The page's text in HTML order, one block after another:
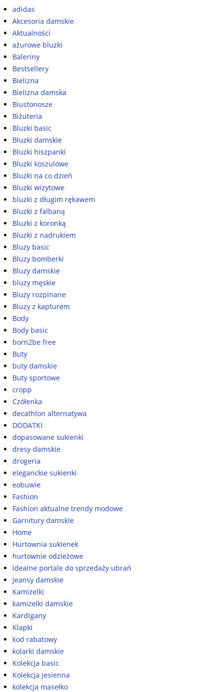
adidas
Akcesoria damskie
Aktualności
ażurowe bluzki
Baleriny
Bestsellery
Bielizna
Bielizna damska
Biustonosze
Biżuteria
Bluzki basic
Bluzki damskie
Bluzki hiszpanki
Bluzki koszulowe
Bluzki na co dzień
Bluzki wizytowe
bluzki z długim rękawem
Bluzki z falbaną
Bluzki z koronką
Bluzki z nadrukiem
Bluzy basic
Bluzy bomberki
Bluzy damskie
bluzy męskie
Bluzy rozpinane
Bluzy z kapturem
Body
Body basic
born2be free
Buty
buty damskie
Buty sportowe
cropp
Czółenka
decathlon alternatywa
DODATKI
dopasowane sukienki
dresy damskie
drogeria
eleganckie sukienki
eobuwie
Fashion
Fashion aktualne trendy modowe
Garnitury damskie
Home
Hurtownia sukienek
hurtownie odzieżowe
idealne portale do sprzedaży ubrań
jeansy damskie
Kamizelki
kamizelki damskie
Kardigany
Klapki
kod rabatowy
kolarki damskie
Kolekcja basic
Kolekcja jesienna
kolekcja masełko